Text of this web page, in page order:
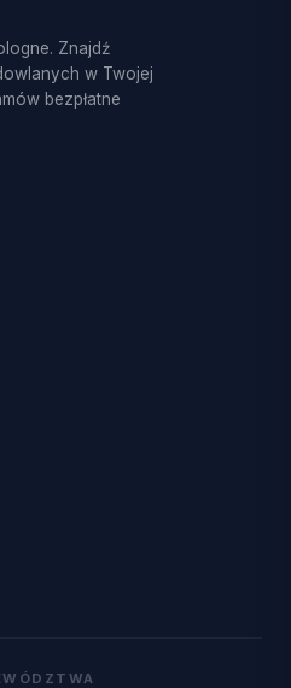
czynnika R32.
Znajdź
w Twojej
bezpłatne